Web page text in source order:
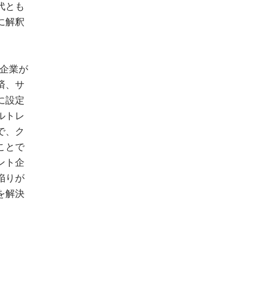
とも
解釈
業が
、サ
設定
トレ
、ク
とで
ト企
りが
解決